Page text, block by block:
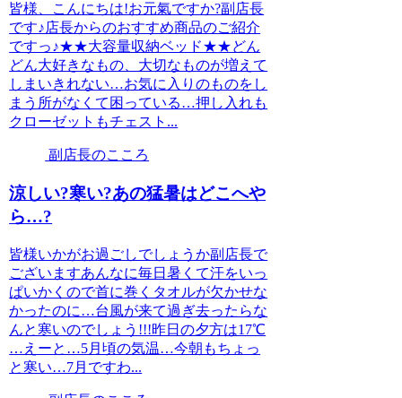
皆様、こんにちは!お元氣ですか?副店長
です♪店長からのおすすめ商品のご紹介
ですっ♪★★大容量収納ベッド★★どん
どん大好きなもの、大切なものが増えて
しまいきれない…お気に入りのものをし
まう所がなくて困っている…押し入れも
クローゼットもチェスト...
副店長のこころ
涼しい?寒い?あの猛暑はどこへや
ら…?
皆様いかがお過ごしでしょうか副店長で
ございますあんなに毎日暑くて汗をいっ
ぱいかくので首に巻くタオルが欠かせな
かったのに…台風が来て過ぎ去ったらな
んと寒いのでしょう!!!昨日の夕方は17℃
…えーと…5月頃の気温…今朝もちょっ
と寒い…7月ですわ...